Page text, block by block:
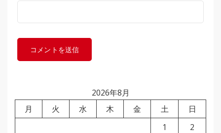
2026年8月
月
火 水 木 金 土
日
1
2